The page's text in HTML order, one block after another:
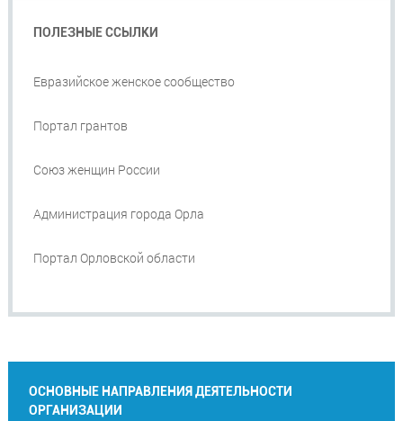
ПОЛЕЗНЫЕ ССЫЛКИ
Евразийское женское сообщество
Портал грантов
Союз женщин России
Администрация города Орла
Портал Орловской области
ОСНОВНЫЕ НАПРАВЛЕНИЯ ДЕЯТЕЛЬНОСТИ
ОРГАНИЗАЦИИ